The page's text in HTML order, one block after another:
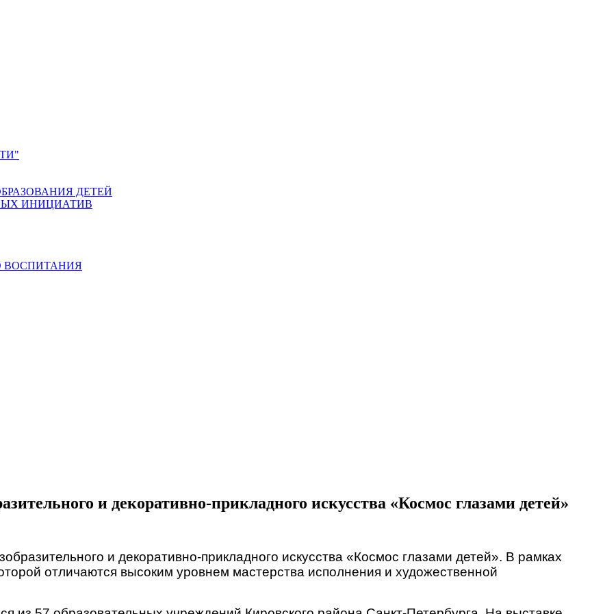
ДЕТЕЙ
ИНИЦИАТИВ
ВОСПИТАНИЯ
и декоративно-прикладного искусства «Космос глазами детей»
и декоративно-прикладного искусства «Космос глазами детей». В рамках
отличаются высоким уровнем мастерства исполнения и художественной